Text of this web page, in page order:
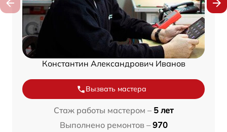
Константин Александрович Иванов
Вызвать мастера
Стаж работы мастером – 5 лет
Выполнено ремонтов – 970